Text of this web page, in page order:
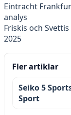
Eintracht
analys
Friskis och
2025
Fler artiklar
Seiko 5
Sport